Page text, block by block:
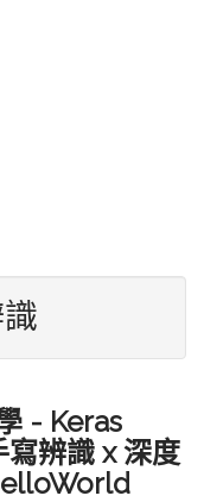
- Keras
寫辨識 x 深度